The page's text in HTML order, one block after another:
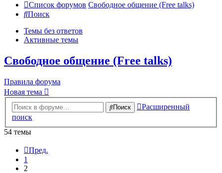
Список форумов Свободное общение (Free talks)
Поиск
Темы без ответов
Активные темы
Свободное общение (Free talks)
Правила форума
Новая тема
Поиск
Расширенный
поиск
54 темы
Пред.
1
2